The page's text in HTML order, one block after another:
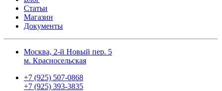
Статьи
Магазин
Документы
Москва, 2-й Новый пер. 5
м. Красносельская
+7 (925) 507-0868
+7 (925) 393-3835